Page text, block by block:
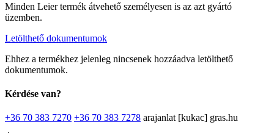
Minden Leier termék átvehető személyesen is az azt gyártó
üzemben.
Letölthető dokumentumok
Ehhez a termékhez jelenleg nincsenek hozzáadva letölthető
dokumentumok.
Kérdése van?
+36 70 383 7270 +36 70 383 7278 arajanlat [kukac] gras.hu